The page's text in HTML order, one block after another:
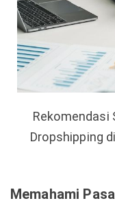
Rekomendasi
Dropshipping
Memahami